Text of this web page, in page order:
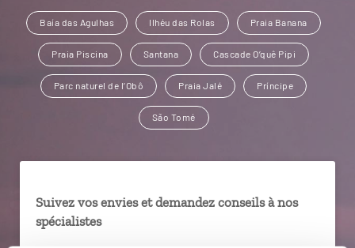
Baía das Agulhas Ilhéu das Rolas Praia Banana
Praia Piscina Santana Cascade O’quê Pipi
Parc naturel de l’Obô Praia Jalé Príncipe
São Tomé
Suivez vos envies et demandez conseils à nos
spécialistes